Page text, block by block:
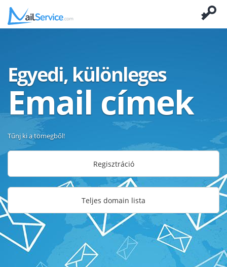
Egyedi, különleges
Email címek
Tűnj ki a tömegből!
Regisztráció
Teljes domain lista